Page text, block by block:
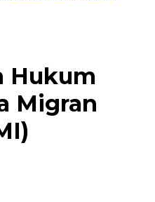
Hukum
Migran